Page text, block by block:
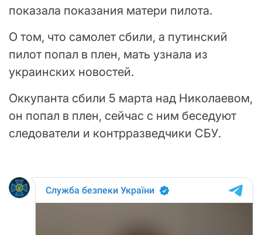
показала показания матери пилота.
О том, что самолет сбили, а путинский
пилот попал в плен, мать узнала из
украинских новостей.
Оккупанта сбили 5 марта над Николаевом,
он попал в плен, сейчас с ним беседуют
следователи и контрразведчики СБУ.